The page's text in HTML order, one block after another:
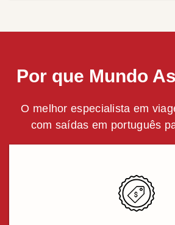
Por que Mundo
O melhor especialista em
com saídas em português